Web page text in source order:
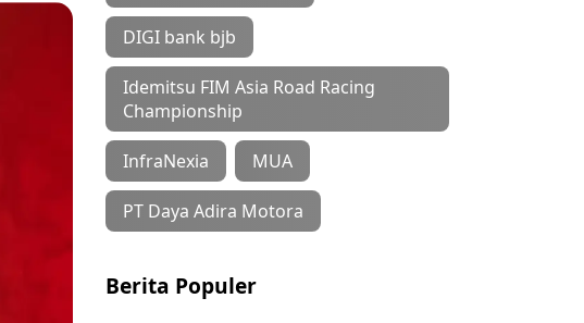
DIGI bank bjb
Idemitsu FIM Asia Road Racing
Championship
InfraNexia MUA
PT Daya Adira Motora
Berita Populer